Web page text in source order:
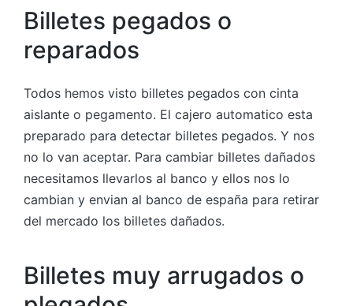
Billetes pegados o
reparados
Todos hemos visto billetes pegados con cinta
aislante o pegamento. El cajero automatico esta
preparado para detectar billetes pegados. Y nos
no lo van aceptar. Para cambiar billetes dañados
necesitamos llevarlos al banco y ellos nos lo
cambian y envian al banco de españa para retirar
del mercado los billetes dañados.
Billetes muy arrugados o